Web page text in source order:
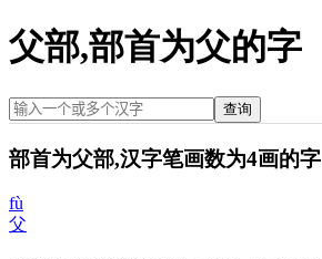
父部,部首为父的字
查询
部首为父部,汉字笔画数为4画的字
fù
父